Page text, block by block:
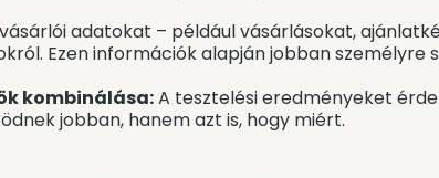
adatokat – például vásárlásokat,
Ezen információk alapján jobban
kombinálása:A tesztelési eredményeket
jobban, hanem azt is, hogy miért.